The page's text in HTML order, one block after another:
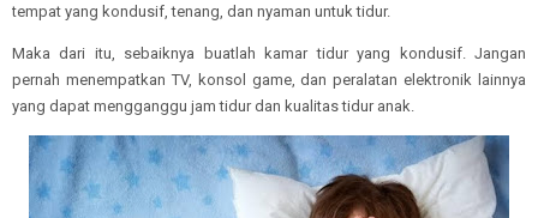
tempat yang kondusif, tenang, dan nyaman untuk tidur.
Maka dari itu, sebaiknya buatlah kamar tidur yang kondusif. Jangan
pernah menempatkan TV, konsol game, dan peralatan elektronik lainnya
yang dapat mengganggu jam tidur dan kualitas tidur anak.